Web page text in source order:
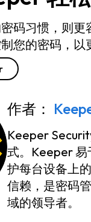
码习惯，则
您的密码，以
作者：
Keeper
式。Keeper 易
护每台设备上
信赖，是密码
域的领导者。